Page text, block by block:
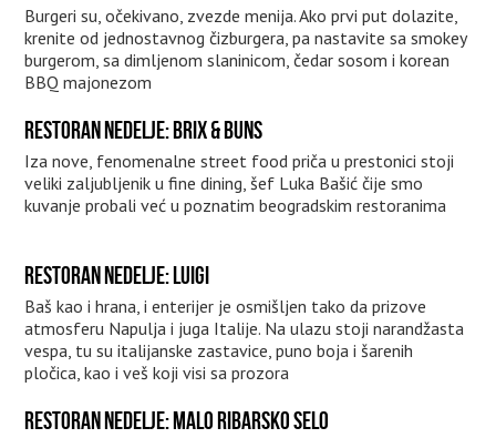
Burgeri su, očekivano, zvezde menija. Ako prvi put dolazite,
krenite od jednostavnog čizburgera, pa nastavite sa smokey
burgerom, sa dimljenom slaninicom, čedar sosom i korean
BBQ majonezom
RESTORAN NEDELJE: BRIX & BUNS
Iza nove, fenomenalne street food priča u prestonici stoji
veliki zaljubljenik u fine dining, šef Luka Bašić čije smo
kuvanje probali već u poznatim beogradskim restoranima
RESTORAN NEDELJE: LUIGI
Baš kao i hrana, i enterijer je osmišljen tako da prizove
atmosferu Napulja i juga Italije. Na ulazu stoji narandžasta
vespa, tu su italijanske zastavice, puno boja i šarenih
pločica, kao i veš koji visi sa prozora
RESTORAN NEDELJE: MALO RIBARSKO SELO